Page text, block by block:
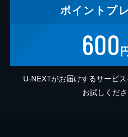
ポイント プ
600
U-NEXTがお届けするサービ
お試しくださ